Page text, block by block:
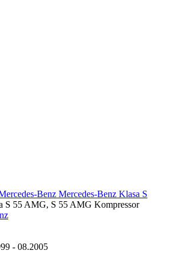
Benz Mercedes-Benz Klasa S
S 55 AMG, S 55 AMG Kompressor
- 08.2005